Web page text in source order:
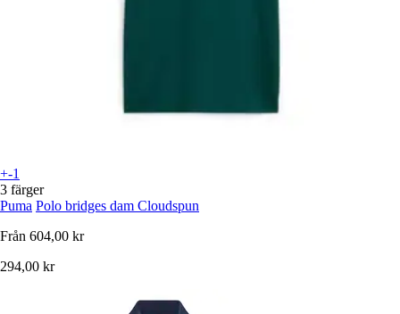
+-1
3 färger
Puma Polo bridges dam Cloudspun
Från 604,00 kr
294,00 kr